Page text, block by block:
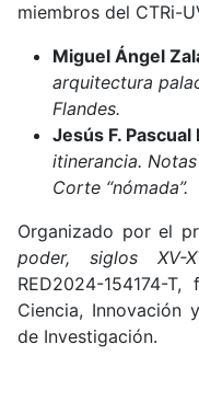
miembros del CTRi-
Miguel Ángel
arquitectura
Flandes.
Jesús F. Pascual
itinerancia.
Corte “nómada”.
Organizado por el
poder, siglos XV-
RED2024-154174-
Ciencia, Innovación
de Investigación.